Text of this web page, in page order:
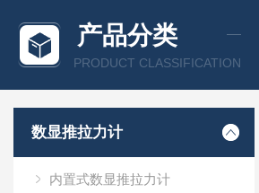
产品分类
PRODUCT CLASSIFICATION
数显推拉力计
内置式数显推拉力计